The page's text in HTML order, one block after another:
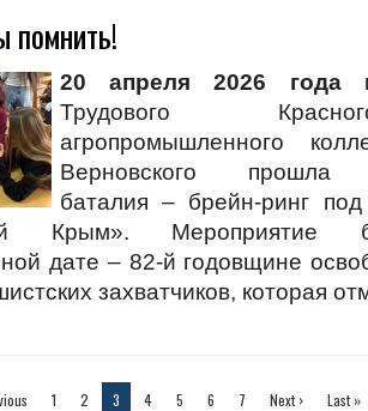
помнить!
20 апреля 2026 годав
Трудового
агропромышленного
Верновского прошла
баталия – брейн-ринг
Крым». Мероприятие
дате – 82-й годовщине
захватчиков, которая
1 2 3 4 5 6 7 Next › Last »